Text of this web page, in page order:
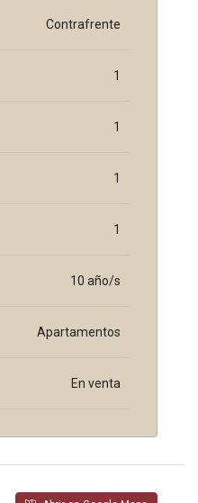
Contrafrente
1
1
1
1
10 año/s
Apartamentos
En venta